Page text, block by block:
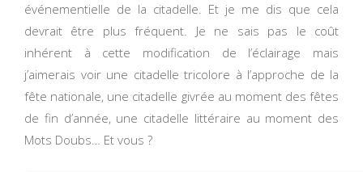
événementielle de la citadelle. Et je me dis que cela
devrait être plus fréquent. Je ne sais pas le coût
inhérent à cette modification de l’éclairage mais
j’aimerais voir une citadelle tricolore à l’approche de la
fête nationale, une citadelle givrée au moment des fêtes
de fin d’année, une citadelle littéraire au moment des
Mots Doubs… Et vous ?